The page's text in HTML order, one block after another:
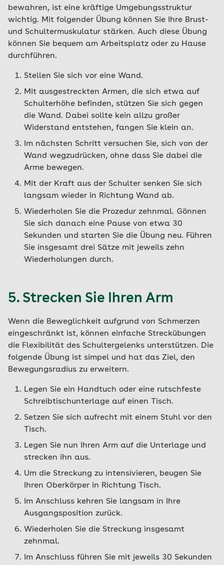
bewahren, ist eine kräftige Umgebungsstruktur
wichtig. Mit folgender Übung können Sie Ihre Brust-
und Schultermuskulatur stärken. Auch diese Übung
können Sie bequem am Arbeitsplatz oder zu Hause
durchführen.
Stellen Sie sich vor eine Wand.
Mit ausgestreckten Armen, die sich etwa auf
Schulterhöhe befinden, stützen Sie sich gegen
die Wand. Dabei sollte kein allzu großer
Widerstand entstehen, fangen Sie klein an.
Im nächsten Schritt versuchen Sie, sich von der
Wand wegzudrücken, ohne dass Sie dabei die
Arme bewegen.
Mit der Kraft aus der Schulter senken Sie sich
langsam wieder in Richtung Wand ab.
Wiederholen Sie die Prozedur zehnmal. Gönnen
Sie sich danach eine Pause von etwa 30
Sekunden und starten Sie die Übung neu. Führen
Sie insgesamt drei Sätze mit jeweils zehn
Wiederholungen durch.
5. Strecken Sie Ihren Arm
Wenn die Beweglichkeit aufgrund von Schmerzen
eingeschränkt ist, können einfache Streckübungen
die Flexibilität des Schultergelenks unterstützen. Die
folgende Übung ist simpel und hat das Ziel, den
Bewegungsradius zu erweitern.
Legen Sie ein Handtuch oder eine rutschfeste
Schreibtischunterlage auf einen Tisch.
Setzen Sie sich aufrecht mit einem Stuhl vor den
Tisch.
Legen Sie nun Ihren Arm auf die Unterlage und
strecken ihn aus.
Um die Streckung zu intensivieren, beugen Sie
Ihren Oberkörper in Richtung Tisch.
Im Anschluss kehren Sie langsam in Ihre
Ausgangsposition zurück.
Wiederholen Sie die Streckung insgesamt
zehnmal.
Im Anschluss führen Sie mit jeweils 30 Sekunden